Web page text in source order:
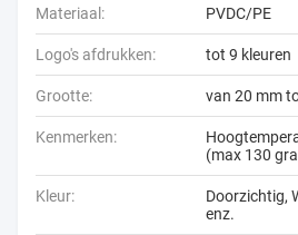
Materiaal: PVDC/PE
Logo's afdrukken: tot 9 kleuren
Grootte: van 20 mm
Kenmerken:
(max 130
Kleur:
Doorzichtig,
enz.